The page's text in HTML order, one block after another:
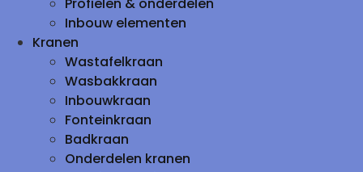
Inbouw elementen
Kranen
Wastafelkraan
Wasbakkraan
Inbouwkraan
Fonteinkraan
Badkraan
Onderdelen kranen